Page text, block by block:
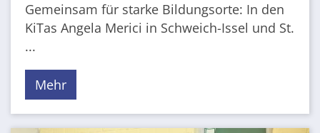
Gemeinsam für starke Bildungsorte: In den
KiTas Angela Merici in Schweich-Issel und St.
...
Mehr